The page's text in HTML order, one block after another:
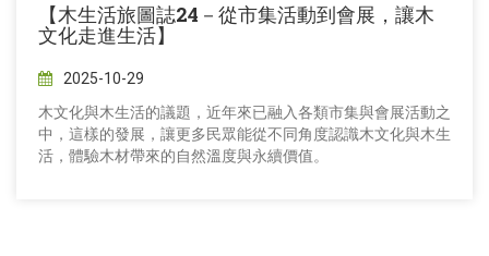
【木生活旅圖誌24－從市集活動到會展，讓木
文化走進生活】
2025-10-29
木文化與木生活的議題，近年來已融入各類市集與會展活動之
中，這樣的發展，讓更多民眾能從不同角度認識木文化與木生
活，體驗木材帶來的自然溫度與永續價值。